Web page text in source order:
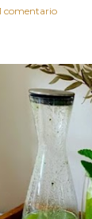
comentario